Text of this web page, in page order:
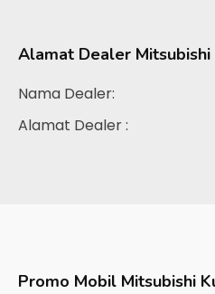
Alamat Dealer
Nama Dealer:
Alamat Dealer :
Promo Mobil Mitsubishi